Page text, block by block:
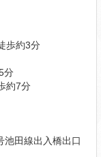
歩約3分
分
約7分
池田線出入橋出口